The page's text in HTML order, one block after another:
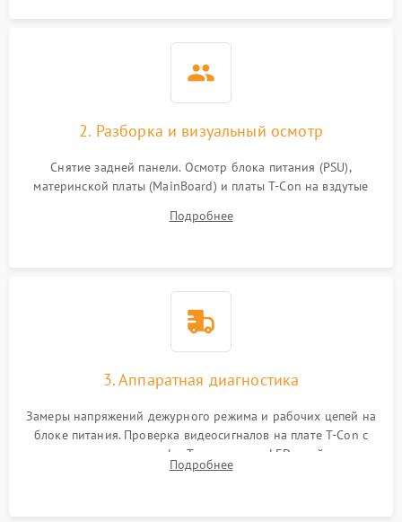
2. Разборка и визуальный осмотр
Снятие задней панели. Осмотр блока питания (PSU),
материнской платы (MainBoard) и платы T-Con на вздутые
Проверка надежности фиксации и целостности шлейфов.
Подробнее
3. Аппаратная диагностика
Замеры напряжений дежурного режима и рабочих цепей на
блоке питания. Проверка видеосигналов на плате T-Con с
помощью осциллографа. Тестирование LED-драйвера и
светодиодных планок подсветки мультиметром.
Подробнее